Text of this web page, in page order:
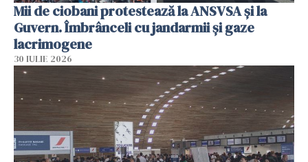
Mii de ciobani protestează la ANSVSA și la
Guvern. Îmbrânceli cu jandarmii și gaze
lacrimogene
30 IULIE 2026